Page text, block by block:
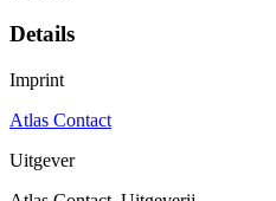
Details
Imprint
Atlas Contact
Uitgever